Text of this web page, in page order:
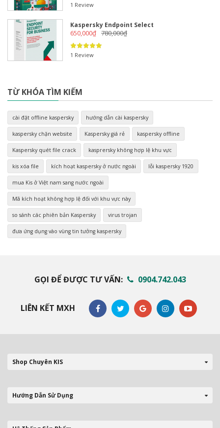
1 Review
Kaspersky Endpoint Select
780,000₫
650,000₫
1 Review
TỪ KHÓA TÌM KIẾM
cài đặt offline kaspersky hướng dẫn cài kaspersky
kaspersky chặn website Kaspersky giá rẻ kaspersky offline
Kaspersky quét file crack kasprersky không hợp lệ khu vực
kis xóa file kích hoạt kaspersky ở nước ngoài lỗi kaspersky 1920
mua Kis ở Việt nam sang nước ngoài
Mã kích hoạt không hợp lệ đối với khu vực này
so sánh các phiên bản Kaspersky virus trojan
đưa ứng dụng vào vùng tin tưởng kaspersky
GỌI ĐỂ ĐƯỢC TƯ VẤN: 0904.742.043
LIÊN KẾT MXH
Shop Chuyên KIS
Hướng Dẫn Sử Dụng